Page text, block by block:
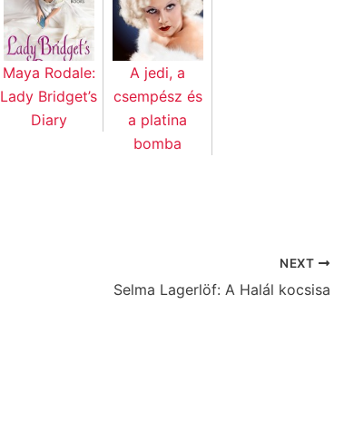
Maya Rodale:
Lady Bridget’s
Diary
A jedi, a
csempész és
a platina
bomba
NEXT
Selma Lagerlöf: A Halál kocsisa